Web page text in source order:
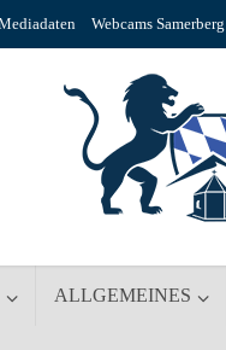
Webcams Samerberg
ALLGEMEINES